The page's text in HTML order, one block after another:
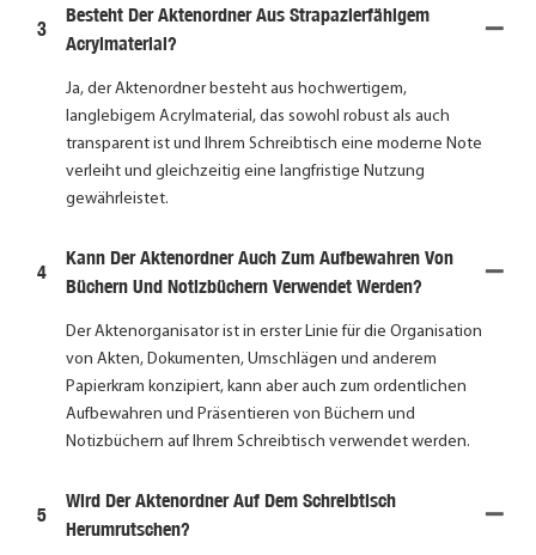
3
Besteht Der Aktenordner Aus Strapazierfähigem
Acrylmaterial?
Ja, der Aktenordner besteht aus hochwertigem,
langlebigem Acrylmaterial, das sowohl robust als auch
transparent ist und Ihrem Schreibtisch eine moderne Note
verleiht und gleichzeitig eine langfristige Nutzung
gewährleistet.
4
Kann Der Aktenordner Auch Zum Aufbewahren Von
Büchern Und Notizbüchern Verwendet Werden?
Der Aktenorganisator ist in erster Linie für die Organisation
von Akten, Dokumenten, Umschlägen und anderem
Papierkram konzipiert, kann aber auch zum ordentlichen
Aufbewahren und Präsentieren von Büchern und
Notizbüchern auf Ihrem Schreibtisch verwendet werden.
5
Wird Der Aktenordner Auf Dem Schreibtisch
Herumrutschen?